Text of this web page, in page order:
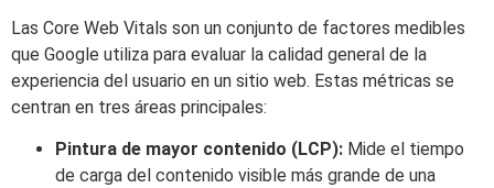
Las Core Web Vitals son un conjunto de factores medibles
que Google utiliza para evaluar la calidad general de la
experiencia del usuario en un sitio web. Estas métricas se
centran en tres áreas principales:
Pintura de mayor contenido (LCP): Mide el tiempo
de carga del contenido visible más grande de una